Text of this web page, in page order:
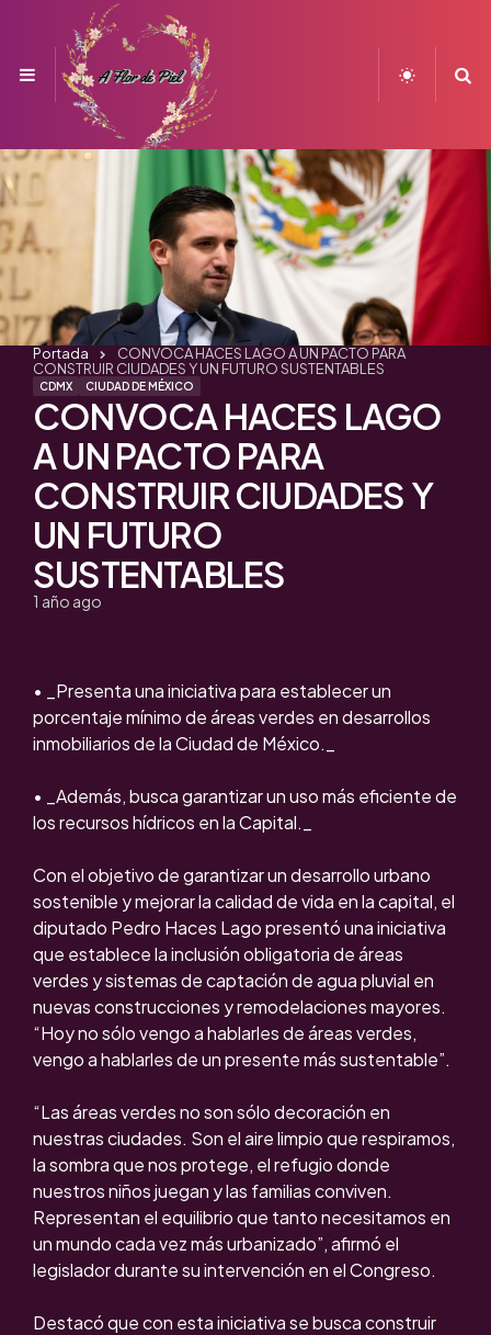
Menu
CDMX CIUDAD DE MÉXICO
CONVOCA HACES LAGO
A UN PACTO PARA
CONSTRUIR CIUDADES Y
UN FUTURO
SUSTENTABLES
1 año ago
Portada
CONVOCA HACES LAGO A UN PACTO PARA
CONSTRUIR CIUDADES Y UN FUTURO SUSTENTABLES
• _Presenta una iniciativa para establecer un
porcentaje mínimo de áreas verdes en desarrollos
inmobiliarios de la Ciudad de México._
• _Además, busca garantizar un uso más eficiente de
los recursos hídricos en la Capital._
Con el objetivo de garantizar un desarrollo urbano
sostenible y mejorar la calidad de vida en la capital, el
diputado Pedro Haces Lago presentó una iniciativa
que establece la inclusión obligatoria de áreas
verdes y sistemas de captación de agua pluvial en
nuevas construcciones y remodelaciones mayores.
“Hoy no sólo vengo a hablarles de áreas verdes,
vengo a hablarles de un presente más sustentable”.
“Las áreas verdes no son sólo decoración en
nuestras ciudades. Son el aire limpio que respiramos,
la sombra que nos protege, el refugio donde
nuestros niños juegan y las familias conviven.
Representan el equilibrio que tanto necesitamos en
un mundo cada vez más urbanizado”, afirmó el
legislador durante su intervención en el Congreso.
Destacó que con esta iniciativa se busca construir